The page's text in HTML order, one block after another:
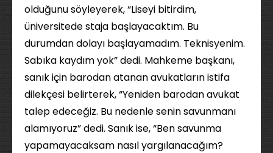
olduğunu söyleyerek, “Liseyi bitirdim,
üniversitede staja başlayacaktım. Bu
durumdan dolayı başlayamadım. Teknisyenim.
Sabıka kaydım yok” dedi. Mahkeme başkanı,
sanık için barodan atanan avukatların istifa
dilekçesi belirterek, “Yeniden barodan avukat
talep edeceğiz. Bu nedenle senin savunmanı
alamıyoruz” dedi. Sanık ise, “Ben savunma
yapamayacaksam nasıl yargılanacağım?